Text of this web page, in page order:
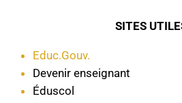
SITES
Educ.Gouv.
Devenir enseignant
Éduscol